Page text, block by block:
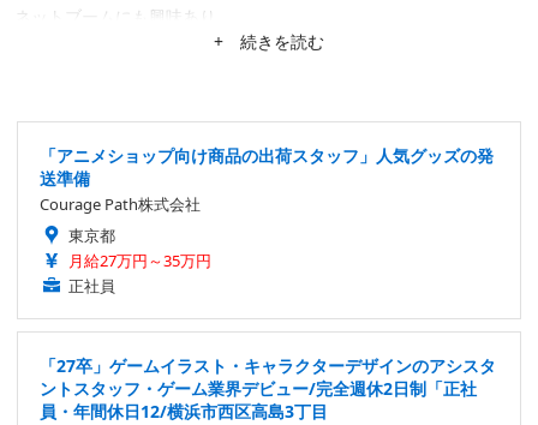
ネットブームにも興味あり。
+ 続きを読む
「アニメショップ向け商品の出荷スタッフ」人気グッズの発
送準備
Courage Path株式会社
東京都
月給27万円～35万円
正社員
「27卒」ゲームイラスト・キャラクターデザインのアシスタ
ントスタッフ・ゲーム業界デビュー/完全週休2日制「正社
員・年間休日12/横浜市西区高島3丁目